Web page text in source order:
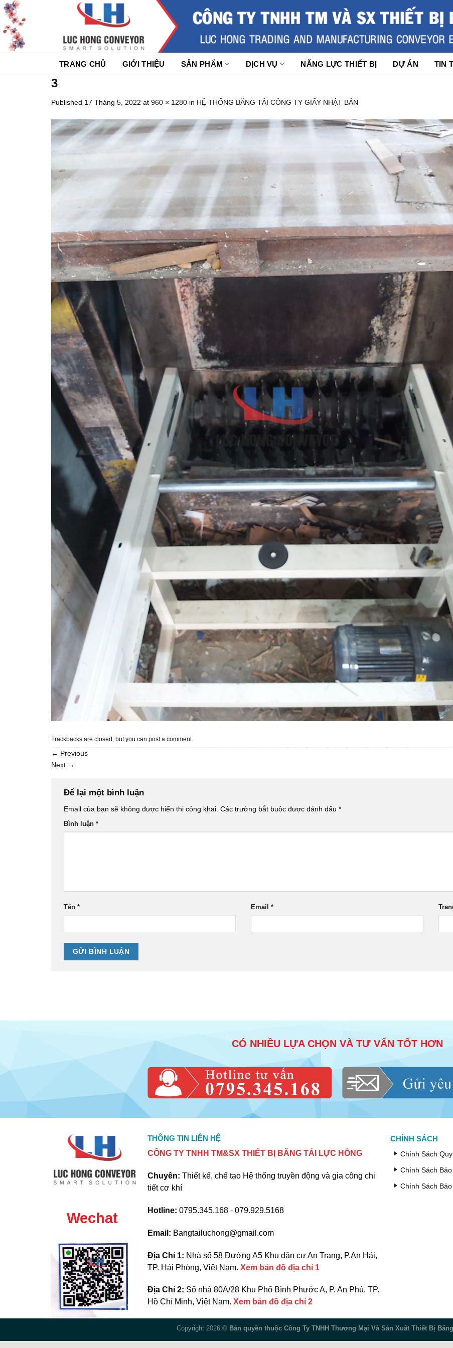
Skip
to
content
TRANG CHỦ GIỚI THIỆU SẢN PHẨM DỊCH VỤ NĂNG LỰC THIẾT BỊ DỰ ÁN TIN
3
Published 17 Tháng 5, 2022 at 960 × 1280 in HỆ THỐNG BĂNG TẢI CÔNG TY GIẤY NHẬT BẢN
Trackbacks are closed, but you can post a comment.
← Previous
Next →
Để lại một bình luận
Email của bạn sẽ không được hiển thị công khai. Các trường bắt buộc được đánh dấu *
Bình luận *
Tên * Email*
CÓ NHIỀU LỰA CHỌN VÀ TƯ VẤN TỐT HƠN
Wechat
THÔNG TIN LIÊN HỆ
CÔNG TY TNHH TM&SX THIẾT BỊ BĂNG TẢI LỰC HỒNG
Chuyên: Thiết kế, chế tạo Hệ thống truyền động và gia công chi
tiết cơ khí
Hotline: 0795.345.168 - 079.929.5168
Email: Bangtailuchong@gmail.com
Địa Chỉ 1: Nhà số 58 Đường A5 Khu dân cư An Trang, P.An Hải,
TP. Hải Phòng, Việt Nam.Xem bản đồ địa chỉ 1
Địa Chỉ 2: Số nhà 80A/28 Khu Phố Bình Phước A, P. An Phú, TP.
Hồ Chí Minh, Việt Nam.Xem bản đồ địa chỉ 2
CHÍNH SÁCH
Chính Sách
Chính Sách
Chính Sách
Copyright 2026 © Bản quyền thuộc Công Ty TNHH Thương Mại Và Sản Xuất Thiết Bị